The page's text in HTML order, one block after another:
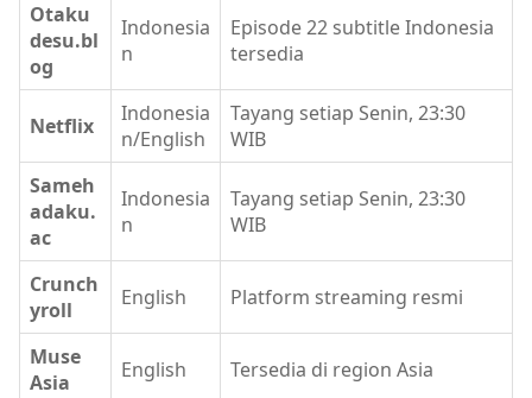
Otaku
desu.bl
og
Indonesia
n
Episode 22 subtitle Indonesia
tersedia
Netflix
Indonesia
n/English
Tayang setiap Senin, 23:30
WIB
Sameh
adaku.
ac
Indonesia
n
Tayang setiap Senin, 23:30
WIB
Crunch
yroll
English Platform streaming resmi
Muse
Asia
English Tersedia di region Asia